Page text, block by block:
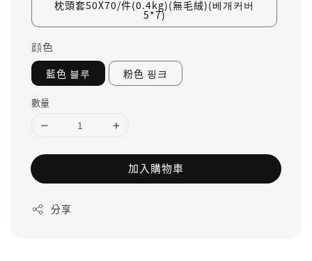
枕頭套50X70/件(0.4kg)(無毛絨)(베개커버
5*7)
顔色
藍色 블루 粉色 핑크
數量
加入購物車
分享